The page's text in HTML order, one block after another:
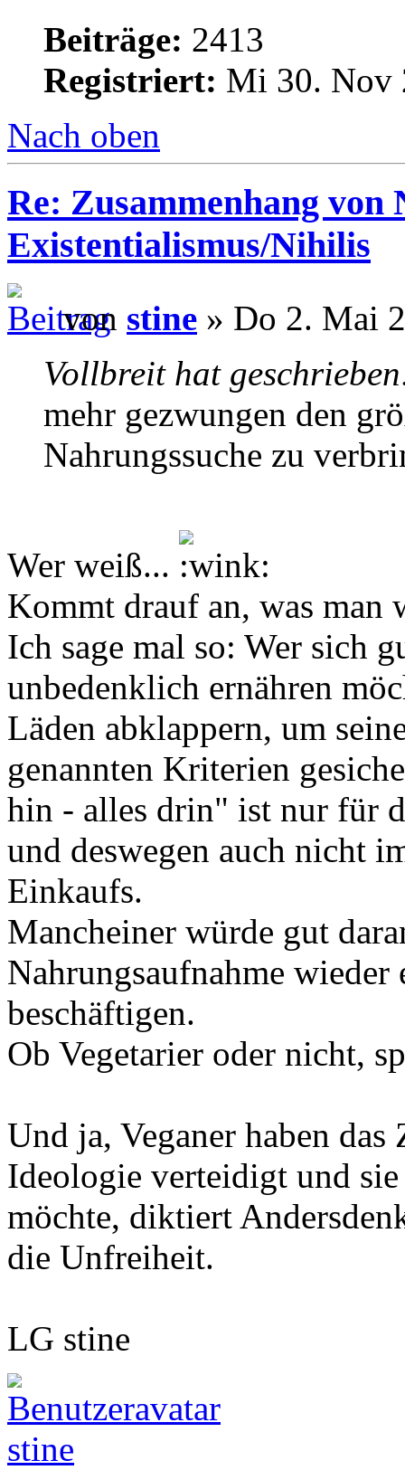
Beiträge: 2413
Registriert: Mi 30. Nov
Nach oben
Re: Zusammenhang
Existentialismus/Nihilis
von stine » Do 2. Mai
Vollbreit hat
mehr gezwungen den
Nahrungssuche zu
Wer weiß...
Kommt drauf an, was man
Ich sage mal so: Wer sich
unbedenklich ernähren
Läden abklappern, um
genannten Kriterien
hin - alles drin" ist nur für
und deswegen auch nicht
Einkaufs.
Mancheiner würde gut
Nahrungsaufnahme
beschäftigen.
Ob Vegetarier oder nicht,
Und ja, Veganer haben
Ideologie verteidigt und sie
möchte, diktiert
die Unfreiheit.
LG stine
stine